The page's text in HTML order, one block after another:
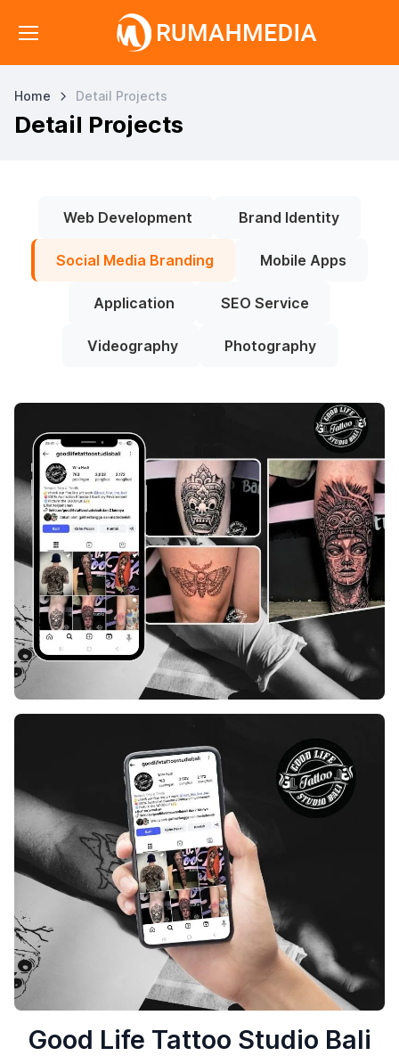
Home Detail Projects
Detail Projects
Web Development Brand Identity
Social Media Branding Mobile Apps
Application SEO Service
Videography Photography
Good Life Tattoo Studio Bali